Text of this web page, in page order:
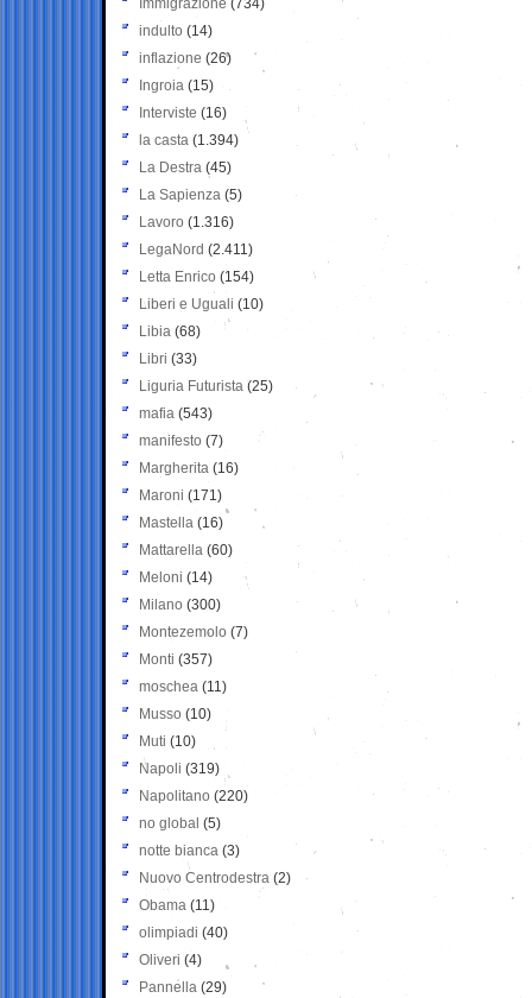
Immigrazione (734)
indulto (14)
inflazione (26)
Ingroia (15)
Interviste (16)
la casta (1.394)
La Destra (45)
La Sapienza (5)
Lavoro (1.316)
LegaNord (2.411)
Letta Enrico (154)
Liberi e Uguali (10)
Libia (68)
Libri (33)
Liguria Futurista (25)
mafia (543)
manifesto (7)
Margherita (16)
Maroni (171)
Mastella (16)
Mattarella (60)
Meloni (14)
Milano (300)
Montezemolo (7)
Monti (357)
moschea (11)
Musso (10)
Muti (10)
Napoli (319)
Napolitano (220)
no global (5)
notte bianca (3)
Nuovo Centrodestra (2)
Obama (11)
olimpiadi (40)
Oliveri (4)
Pannella (29)